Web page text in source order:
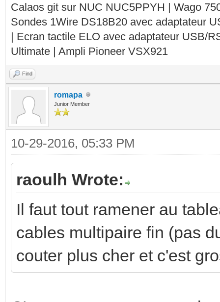
Calaos git sur NUC NUC5PPYH | Wago
Sondes 1Wire DS18B20 avec adaptateur
| Ecran tactile ELO avec adaptateur USB/
Ultimate | Ampli Pioneer VSX921
Find
romapa
Junior Member
10-29-2016, 05:33 PM
raoulh Wrote:
Il faut tout ramener au
cables multipaire fin (pas
couter plus cher et c'est